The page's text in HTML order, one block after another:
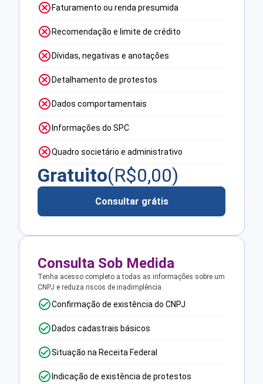
Faturamento ou renda presumida
Recomendação e limite de crédito
Dívidas, negativas e anotações
Detalhamento de protestos
Dados comportamentais
Informações do SPC
Quadro societário e administrativo
Gratuito(R$0,00)
Consultar grátis
Consulta Sob Medida
Tenha acesso completo a todas as informações sobre um
CNPJ e reduza riscos de inadimplência.
Confirmação de existência do CNPJ
Dados cadastrais básicos
Situação na Receita Federal
Indicação de existência de protestos